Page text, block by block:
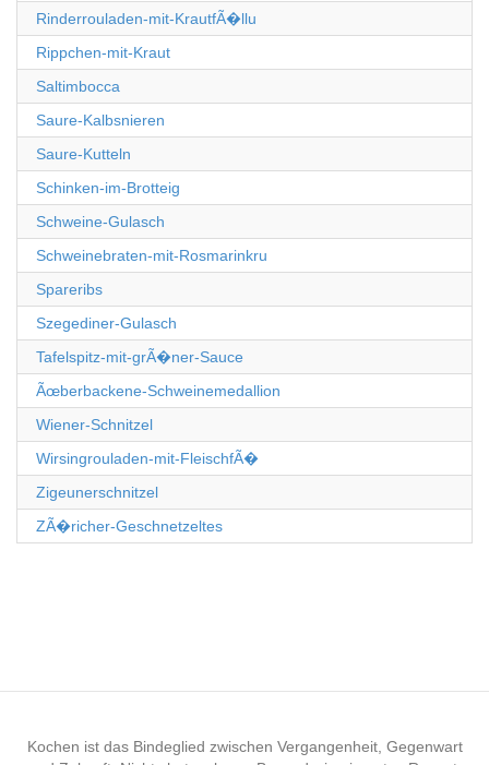
Rinderrouladen-mit-KrautfÃ�llu
Rippchen-mit-Kraut
Saltimbocca
Saure-Kalbsnieren
Saure-Kutteln
Schinken-im-Brotteig
Schweine-Gulasch
Schweinebraten-mit-Rosmarinkru
Spareribs
Szegediner-Gulasch
Tafelspitz-mit-grÃ�ner-Sauce
Ãœberbackene-Schweinemedallion
Wiener-Schnitzel
Wirsingrouladen-mit-FleischfÃ�
Zigeunerschnitzel
ZÃ�richer-Geschnetzeltes
Kochen ist das Bindeglied zwischen Vergangenheit, Gegenwart